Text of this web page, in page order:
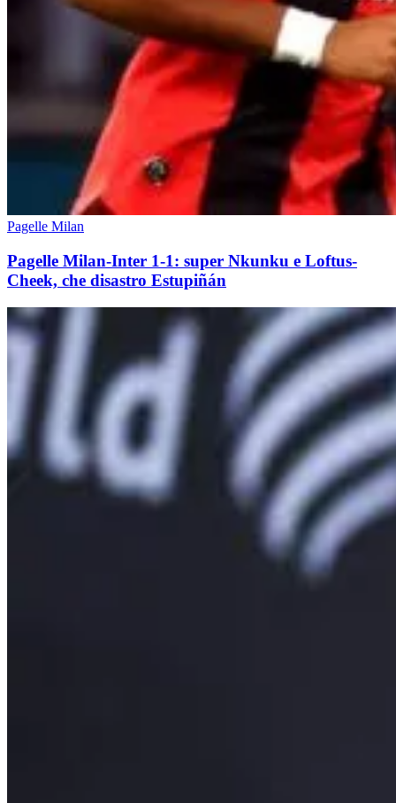
Pagelle Milan
Pagelle Milan-Inter 1-1: super Nkunku e Loftus-
Cheek, che disastro Estupiñán